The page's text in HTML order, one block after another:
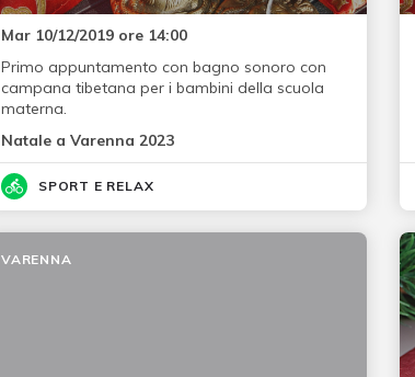
Mar 10/12/2019 ore 14:00
Primo appuntamento con bagno sonoro con
campana tibetana per i bambini della scuola
materna.
Natale a Varenna 2023
SPORT E RELAX
VARENNA